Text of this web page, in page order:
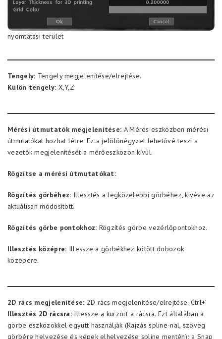
nyomtatási terület
Tengely: Tengely megjelenítése/elrejtése.
Külön tengely: X,Y,Z
Mérési útmutatók megjelenítése: A Mérés eszközben mérési
útmutatókat hozhat létre. Ez a jelölőnégyzet lehetővé teszi a
vezetők megjelenítését a mérőeszközön kívül.
Rögzítse a mérési útmutatókat:
Rögzítés görbéhez: Illesztés a legközelebbi görbéhez, kivéve az
aktuálisan módosított.
Rögzítés görbe pontokhoz: Rögzítés görbe vezérlőpontokhoz.
Illesztés középre: Illessze a görbékhez kötött dobozok
közepére.
2D rács megjelenítése: 2D rács megjelenítése/elrejtése. Ctrl+’
Illesztés 2D rácsra: Illessze a kurzort a rácsra. Ezt általában a
görbe eszközökkel együtt használják (Rajzás spline-nal, szöveg
görbére helyezése és képek elhelyezése spline mentén); a Snap